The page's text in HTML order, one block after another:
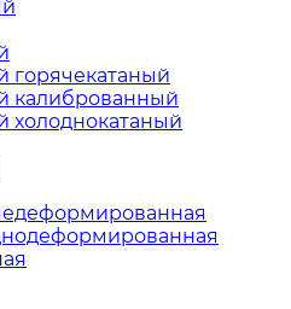
горячекатаный
калиброванный
холоднокатаный